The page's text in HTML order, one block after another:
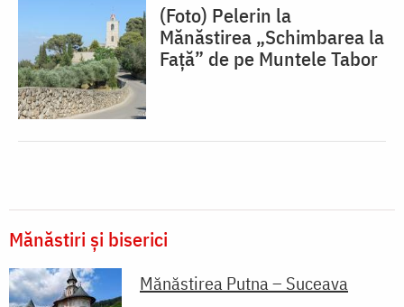
(Foto) Pelerin la
Mănăstirea „Schimbarea la
Față” de pe Muntele Tabor
Mănăstiri și biserici
Mănăstirea Putna – Suceava